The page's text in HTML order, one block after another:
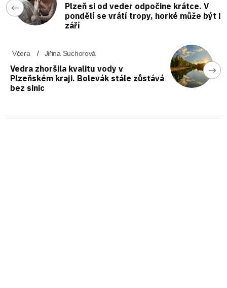
Plzeň si od veder odpočine krátce. V
pondělí se vrátí tropy, horké může být i
září
Včera Jiřina Suchorová
Vedra zhoršila kvalitu vody v
Plzeňském kraji. Bolevák stále zůstává
bez sinic